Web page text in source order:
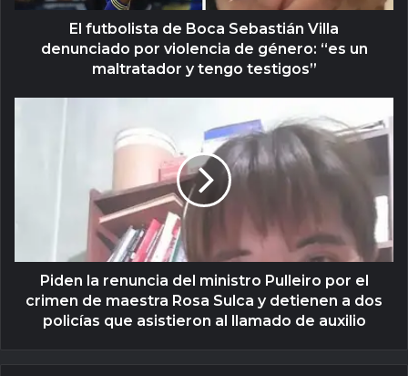
El futbolista de Boca Sebastián Villa
denunciado por violencia de género: “es un
maltratador y tengo testigos”
Piden la renuncia del ministro Pulleiro por el
crimen de maestra Rosa Sulca y detienen a dos
policías que asistieron al llamado de auxilio